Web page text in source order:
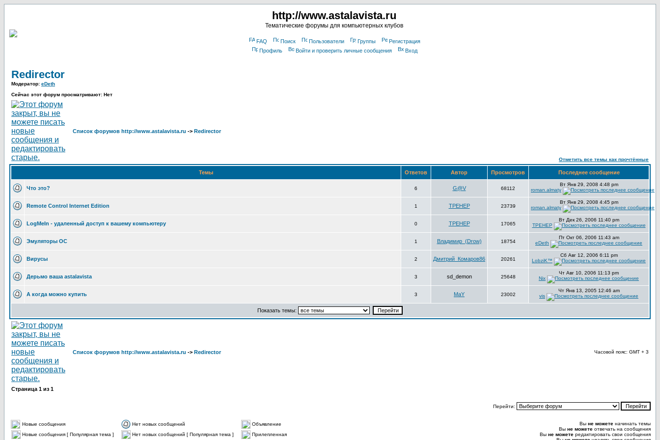
http://www.astalavista.ru
Тематические форумы для компьютерных клубов
FAQ Поиск Пользователи Группы
Регистрация
Профиль
Войти и проверить личные сообщения Вход
Redirector
Модератор: eDeth
Сейчас этот форум просматривают: Нет
Список форумов http://www.astalavista.ru -> Redirector
Отметить все темы как прочтённые
Темы Ответов Автор Просмотров Последнее сообщение
Что это? 6 G@V 68112
Вт Янв 29, 2008 4:48 pm
roman.almaty
Remote Control Internet Edition 1 TPEHEP 23739
Вт Янв 29, 2008 4:45 pm
roman.almaty
LogMeIn - удаленный доступ к вашему компьютеру 0 TPEHEP 17065
Вт Дек 26, 2006 11:40 pm
TPEHEP
Эмуляторы ОС 1 Владимир_(Drow) 18754
Пт Окт 06, 2006 11:43 am
eDeth
Вирусы 2 Дмитрий_Комаров86 20261
Сб Авг 12, 2006 6:11 pm
LobziK™
Дерьмо ваша astalavista 3 sd_demon 25648
Чт Авг 10, 2006 11:13 pm
Nix
А когда можно купить 3 MaY 23002
Чт Янв 13, 2005 12:46 am
vis
Показать темы:
Список форумов http://www.astalavista.ru -> Redirector Часовой пояс: GMT + 3
Страница 1 из 1
Перейти:
Новые сообщения Нет новых сообщений
Объявление
Новые сообщения [ Популярная тема ]
Нет новых сообщений [ Популярная тема ] Прилепленная
Вы не можете начинать темы
Вы не можете отвечать на сообщения
Вы не можете редактировать свои сообщения